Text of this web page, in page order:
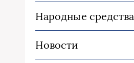
Народные средства
Новости